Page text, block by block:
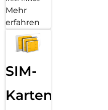
Mehr
erfahren
SIM-
Karten